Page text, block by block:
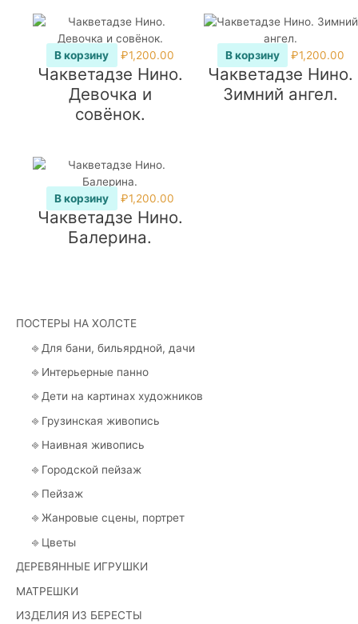
ПОСТЕРЫ НА ХОЛСТЕ
⎆ Для бани, бильярдной, дачи
⎆ Интерьерные панно
⎆ Дети на картинах художников
⎆ Грузинская живопись
⎆ Наивная живопись
⎆ Городской пейзаж
⎆ Пейзаж
⎆ Жанровые сцены, портрет
⎆ Цветы
ДЕРЕВЯННЫЕ ИГРУШКИ
МАТРЕШКИ
ИЗДЕЛИЯ ИЗ БЕРЕСТЫ
В корзину ₽1,200.00
Чакветадзе Нино.
Девочка и
совёнок.
В корзину ₽1,200.00
Чакветадзе Нино.
Зимний ангел.
В корзину ₽1,200.00
Чакветадзе Нино.
Балерина.